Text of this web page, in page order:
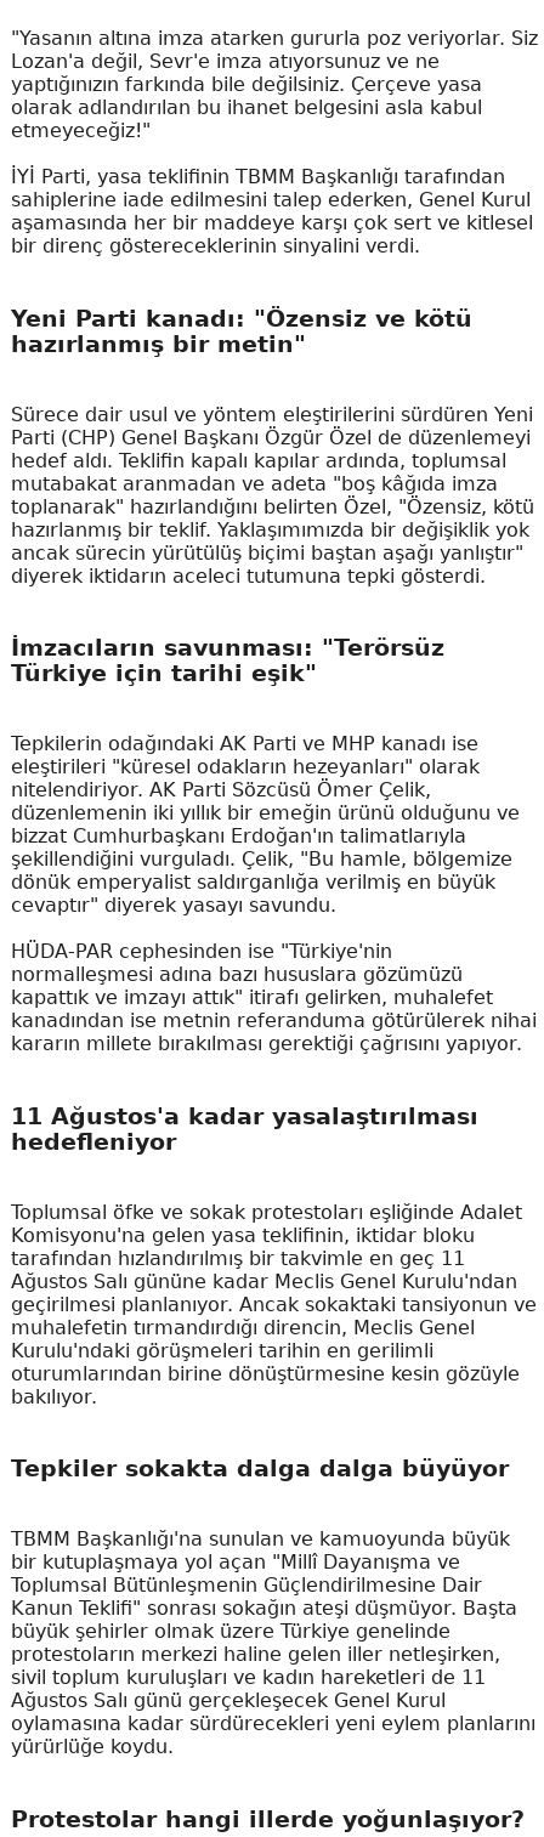
"Yasanın altına imza atarken gururla poz veriyorlar. Siz
Lozan'a değil, Sevr'e imza atıyorsunuz ve ne
yaptığınızın farkında bile değilsiniz. Çerçeve yasa
olarak adlandırılan bu ihanet belgesini asla kabul
etmeyeceğiz!"
İYİ Parti, yasa teklifinin TBMM Başkanlığı tarafından
sahiplerine iade edilmesini talep ederken, Genel Kurul
aşamasında her bir maddeye karşı çok sert ve kitlesel
bir direnç göstereceklerinin sinyalini verdi.
Yeni Parti kanadı: "Özensiz ve kötü
hazırlanmış bir metin"
Sürece dair usul ve yöntem eleştirilerini sürdüren Yeni
Parti (CHP) Genel Başkanı Özgür Özel de düzenlemeyi
hedef aldı. Teklifin kapalı kapılar ardında, toplumsal
mutabakat aranmadan ve adeta "boş kâğıda imza
toplanarak" hazırlandığını belirten Özel, "Özensiz, kötü
hazırlanmış bir teklif. Yaklaşımımızda bir değişiklik yok
ancak sürecin yürütülüş biçimi baştan aşağı yanlıştır"
diyerek iktidarın aceleci tutumuna tepki gösterdi.
İmzacıların savunması: "Terörsüz
Türkiye için tarihi eşik"
Tepkilerin odağındaki AK Parti ve MHP kanadı ise
eleştirileri "küresel odakların hezeyanları" olarak
nitelendiriyor. AK Parti Sözcüsü Ömer Çelik,
düzenlemenin iki yıllık bir emeğin ürünü olduğunu ve
bizzat Cumhurbaşkanı Erdoğan'ın talimatlarıyla
şekillendiğini vurguladı. Çelik, "Bu hamle, bölgemize
dönük emperyalist saldırganlığa verilmiş en büyük
cevaptır" diyerek yasayı savundu.
HÜDA-PAR cephesinden ise "Türkiye'nin
normalleşmesi adına bazı hususlara gözümüzü
kapattık ve imzayı attık" itirafı gelirken, muhalefet
kanadından ise metnin referanduma götürülerek nihai
kararın millete bırakılması gerektiği çağrısını yapıyor.
11 Ağustos'a kadar yasalaştırılması
hedefleniyor
Toplumsal öfke ve sokak protestoları eşliğinde Adalet
Komisyonu'na gelen yasa teklifinin, iktidar bloku
tarafından hızlandırılmış bir takvimle en geç 11
Ağustos Salı gününe kadar Meclis Genel Kurulu'ndan
geçirilmesi planlanıyor. Ancak sokaktaki tansiyonun ve
muhalefetin tırmandırdığı direncin, Meclis Genel
Kurulu'ndaki görüşmeleri tarihin en gerilimli
oturumlarından birine dönüştürmesine kesin gözüyle
bakılıyor.
Tepkiler sokakta dalga dalga büyüyor
TBMM Başkanlığı'na sunulan ve kamuoyunda büyük
bir kutuplaşmaya yol açan "Millî Dayanışma ve
Toplumsal Bütünleşmenin Güçlendirilmesine Dair
Kanun Teklifi" sonrası sokağın ateşi düşmüyor. Başta
büyük şehirler olmak üzere Türkiye genelinde
protestoların merkezi haline gelen iller netleşirken,
sivil toplum kuruluşları ve kadın hareketleri de 11
Ağustos Salı günü gerçekleşecek Genel Kurul
oylamasına kadar sürdürecekleri yeni eylem planlarını
yürürlüğe koydu.
Protestolar hangi illerde yoğunlaşıyor?